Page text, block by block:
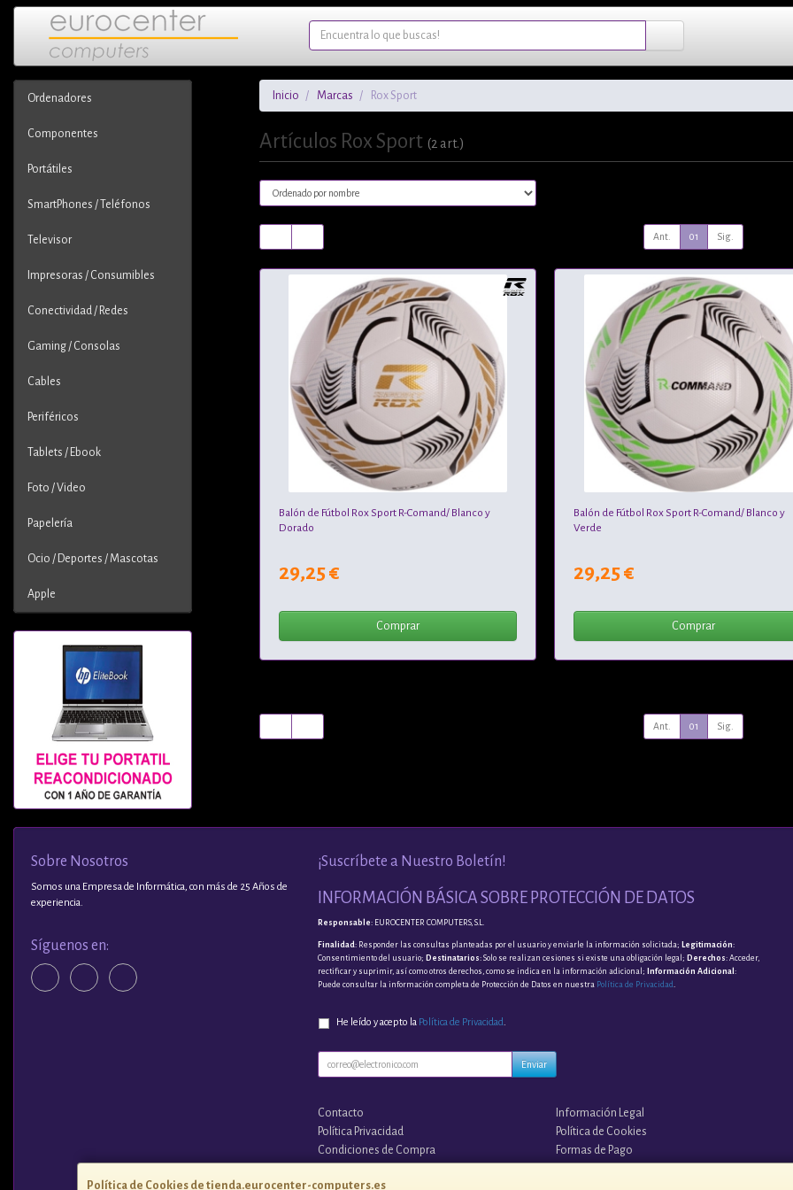
Ordenadores
Componentes
Portátiles
SmartPhones / Teléfonos
Televisor
Impresoras / Consumibles
Conectividad / Redes
Gaming / Consolas
Cables
Periféricos
Tablets / Ebook
Foto / Video
Papelería
Ocio / Deportes / Mascotas
Apple
Inicio Marcas Rox Sport
Artículos Rox Sport (2 art.)
Ant. 01 Sig.
Balón de Fútbol Rox Sport R-Comand/ Blanco y
Dorado
29,25 €
Comprar
Balón de Fútbol Rox Sport R-Comand/ Blanco y
Verde
29,25 €
Comprar
Ant. 01 Sig.
Política de Cookies de tienda.eurocenter-computers.es
Sobre Nosotros
Somos una Empresa de Informática, con más de 25 Años de
experiencia.
Síguenos en:
¡Suscríbete a Nuestro Boletín!
INFORMACIÓN BÁSICA SOBRE PROTECCIÓN DE DATOS
Responsable: EUROCENTER COMPUTERS, S.L.
Finalidad: Responder las consultas planteadas por el usuario y enviarle la información solicitada; Legitimación:
Consentimiento del usuario; Destinatarios: Solo se realizan cesiones si existe una obligación legal; Derechos: Acceder,
rectificar y suprimir, así como otros derechos, como se indica en la información adicional; Información Adicional :
Puede consultar la información completa de Protección de Datos en nuestra Política de Privacidad.
He leído y acepto la Política de Privacidad.
Enviar
Contacto
Información Legal
Política Privacidad
Política de Cookies
Condiciones de Compra
Formas de Pago